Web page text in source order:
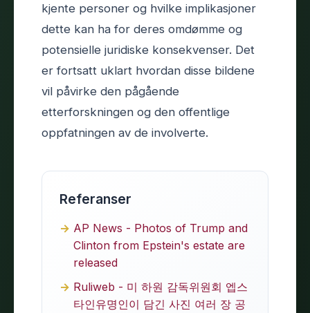
kjente personer og hvilke implikasjoner
dette kan ha for deres omdømme og
potensielle juridiske konsekvenser. Det
er fortsatt uklart hvordan disse bildene
vil påvirke den pågående
etterforskningen og den offentlige
oppfatningen av de involverte.
Referanser
AP News - Photos of Trump and
Clinton from Epstein's estate are
released
Ruliweb - 미 하원 감독위원회 엡스
타인유명인이 담긴 사진 여러 장 공